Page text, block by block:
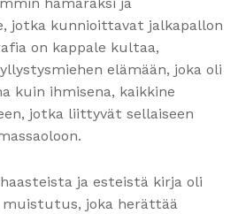
jotka kunnioittavat jalkapallon
on kappale kultaa,
elämään, joka oli
kuin ihmisena, kaikkine
jotka liittyvät sellaiseen
ja esteistä kirja oli
muistutus, joka herättää